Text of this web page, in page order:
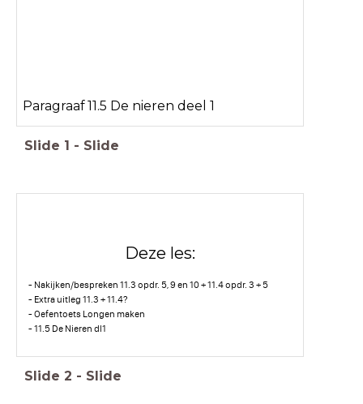
Paragraaf 11.5 De nieren deel 1
Slide 1 - Slide
Deze les:
- Nakijken/bespreken 11.3 opdr. 5, 9 en 10 + 11.4 opdr. 3 + 5
- Extra uitleg 11.3 + 11.4?
- Oefentoets Longen maken
- 11.5 De Nieren dl1
Slide 2 - Slide